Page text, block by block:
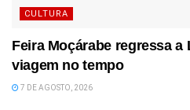
CULTURA
Feira Moçárabe regressa a
viagem no tempo
7 DE AGOSTO, 2026